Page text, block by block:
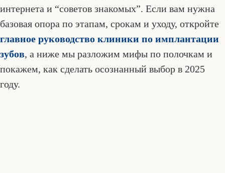
интернета и “советов знакомых”. Если вам нужна
базовая опора по этапам, срокам и уходу, откройте
главное руководство клиники по имплантации
зубов, а ниже мы разложим мифы по полочкам и
покажем, как сделать осознанный выбор в 2025
году.